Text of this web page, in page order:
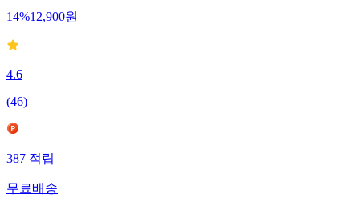
14%12,900원
4.6
(46)
387적립
무료배송